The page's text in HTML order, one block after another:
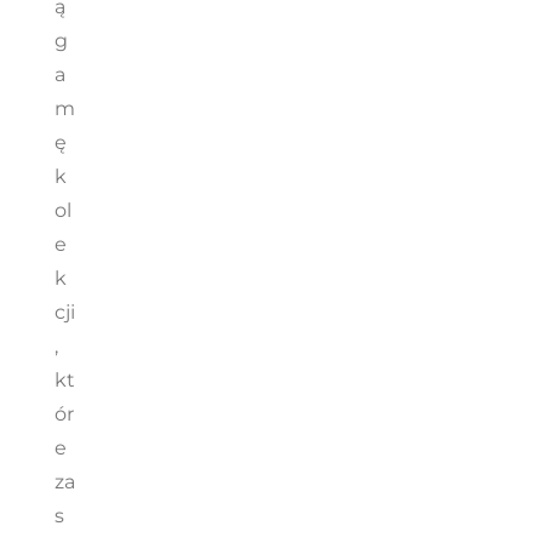
ą
g
a
m
ę
k
ol
e
k
cji
,
kt
ór
e
za
s